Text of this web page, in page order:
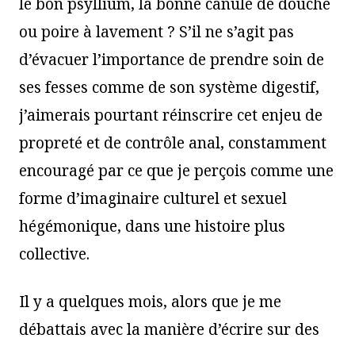
le bon psyllium, la bonne canule de douche
ou poire à lavement ? S’il ne s’agit pas
d’évacuer l’importance de prendre soin de
ses fesses comme de son système digestif,
j’aimerais pourtant réinscrire cet enjeu de
propreté et de contrôle anal, constamment
encouragé par ce que je perçois comme une
forme d’imaginaire culturel et sexuel
hégémonique, dans une histoire plus
collective.
Il y a quelques mois, alors que je me
débattais avec la manière d’écrire sur des